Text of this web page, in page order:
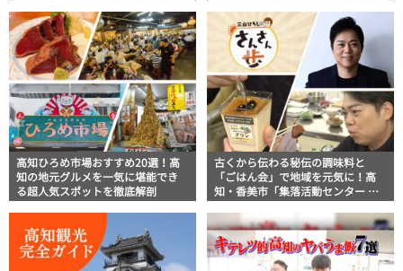
画】FUJIWARAのキテレツが咲く！
高知ひろめ市場おすすめ20選！高
知の地元グルメを一気に堪能でき
る超人気スポットを徹底解剖
古くから伝わる秘伝の調味料と
「ごはん会」で地域を元気に！高
知・香美市「集落活動センター ひ
歩